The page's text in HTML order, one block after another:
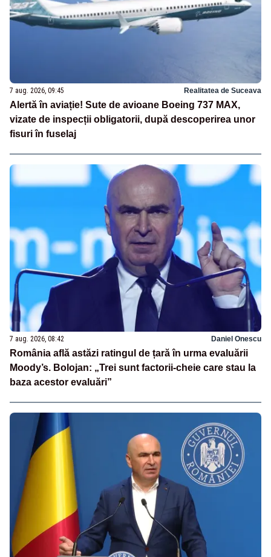
7 aug. 2026, 09:45 Realitatea de Suceava
Alertă în aviație! Sute de avioane Boeing 737 MAX,
vizate de inspecții obligatorii, după descoperirea unor
fisuri în fuselaj
7 aug. 2026, 08:42 Daniel Onescu
România află astăzi ratingul de țară în urma evaluării
Moody’s. Bolojan: „Trei sunt factorii-cheie care stau la
baza acestor evaluări”